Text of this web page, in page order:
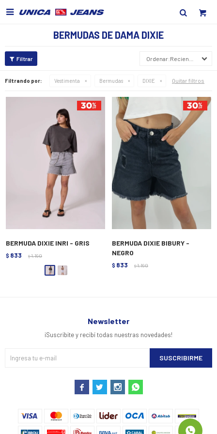

BERMUDAS DE DAMA DIXIE
Recientes
Filtrando por: Vestimenta Bermudas DIXIE Quitar filtros
BERMUDA DIXIE INRI - GRIS
$ 833 $ 1.190
BERMUDA DIXIE BIBURY -
NEGRO
$ 833 $ 1.190
Newsletter
¡Suscribite y recibí todas nuestras novedades!
SUSCRIBIRME
   